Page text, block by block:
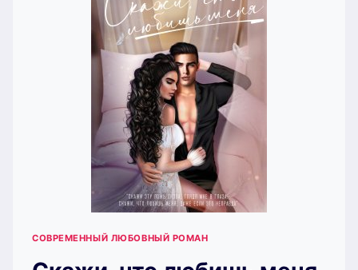
СОВРЕМЕННЫЙ ЛЮБОВНЫЙ РОМАН